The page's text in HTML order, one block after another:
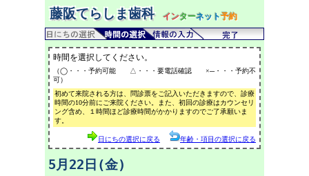
藤阪てらしま歯科 インターネット予約
時間を選択してください。
（◯・・・予約可能 △・・・要電話確認 ×─・・・予約不
可）
初めて来院される方は、問診票をご記入いただきますので、診療
時間の10分前にご来院ください。また、初回の診療はカウンセリ
ング含め、１時間ほど診療時間がかかりますのでご了承願いま
す。
日にちの選択に戻る 年齢・項目の選択に戻る
5月22日(金)